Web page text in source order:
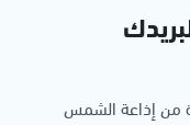
من إذاعة الشمس